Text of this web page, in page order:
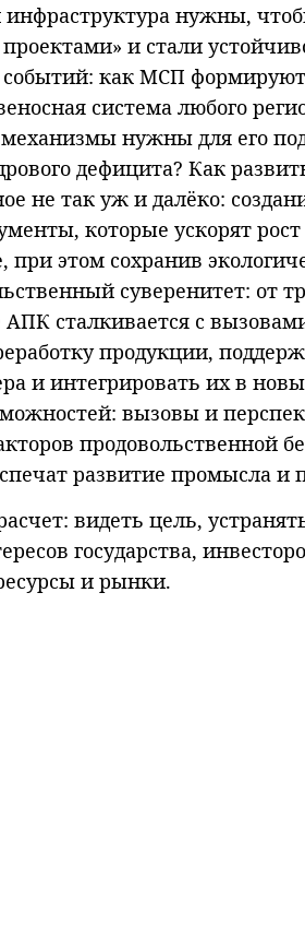
нужны,
и стали
событий: как МСП
система любого
нужны для его
дефицита? Как
не так уж и далёко:
которые ускорят
при этом сохранив
суверенитет: от
АПК сталкивается с
продукции,
и интегрировать их в
вызовы и
продовольственной
развитие промысла и
видеть цель,
государства,
и рынки.